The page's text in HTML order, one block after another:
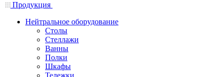
Продукция
Нейтральное оборудование
Столы
Стеллажи
Ванны
Полки
Шкафы
Тележки